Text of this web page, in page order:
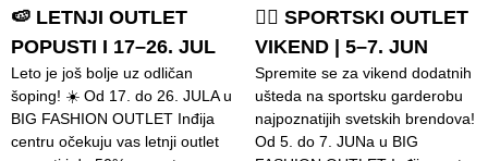
🍉 LETNJI OUTLET
POPUSTI I 17–26. JUL
Leto je još bolje uz odličan
šoping! ☀️ Od 17. do 26. JULA u
BIG FASHION OUTLET Inđija
centru očekuju vas letnji outlet
🏃‍♀️ SPORTSKI OUTLET
VIKEND | 5–7. JUN
Spremite se za vikend dodatnih
ušteda na sportsku garderobu
najpoznatijih svetskih brendova!
Od 5. do 7. JUNa u BIG